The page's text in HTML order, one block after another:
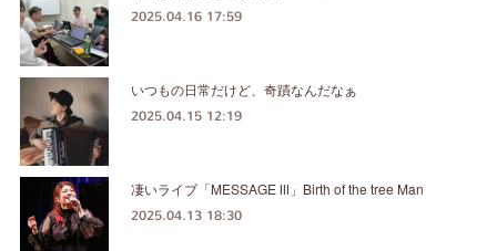
2025.04.16 17:59
いつもの日常だけど、奇蹟なんだなぁ
2025.04.15 12:19
凄いライブ「MESSAGE Ⅲ」Birth of the tree Man
2025.04.13 18:30